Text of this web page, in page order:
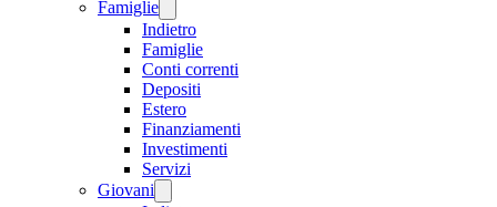
Famiglie
Indietro
Famiglie
Conti correnti
Depositi
Estero
Finanziamenti
Investimenti
Servizi
Giovani